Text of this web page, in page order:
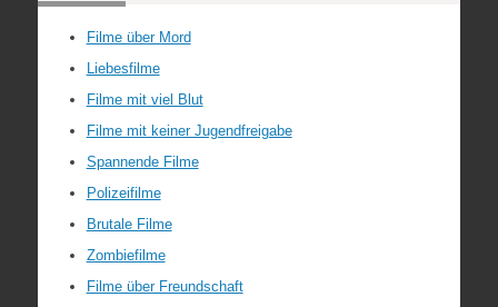
Filme über Mord
Liebesfilme
Filme mit viel Blut
Filme mit keiner Jugendfreigabe
Spannende Filme
Polizeifilme
Brutale Filme
Zombiefilme
Filme über Freundschaft